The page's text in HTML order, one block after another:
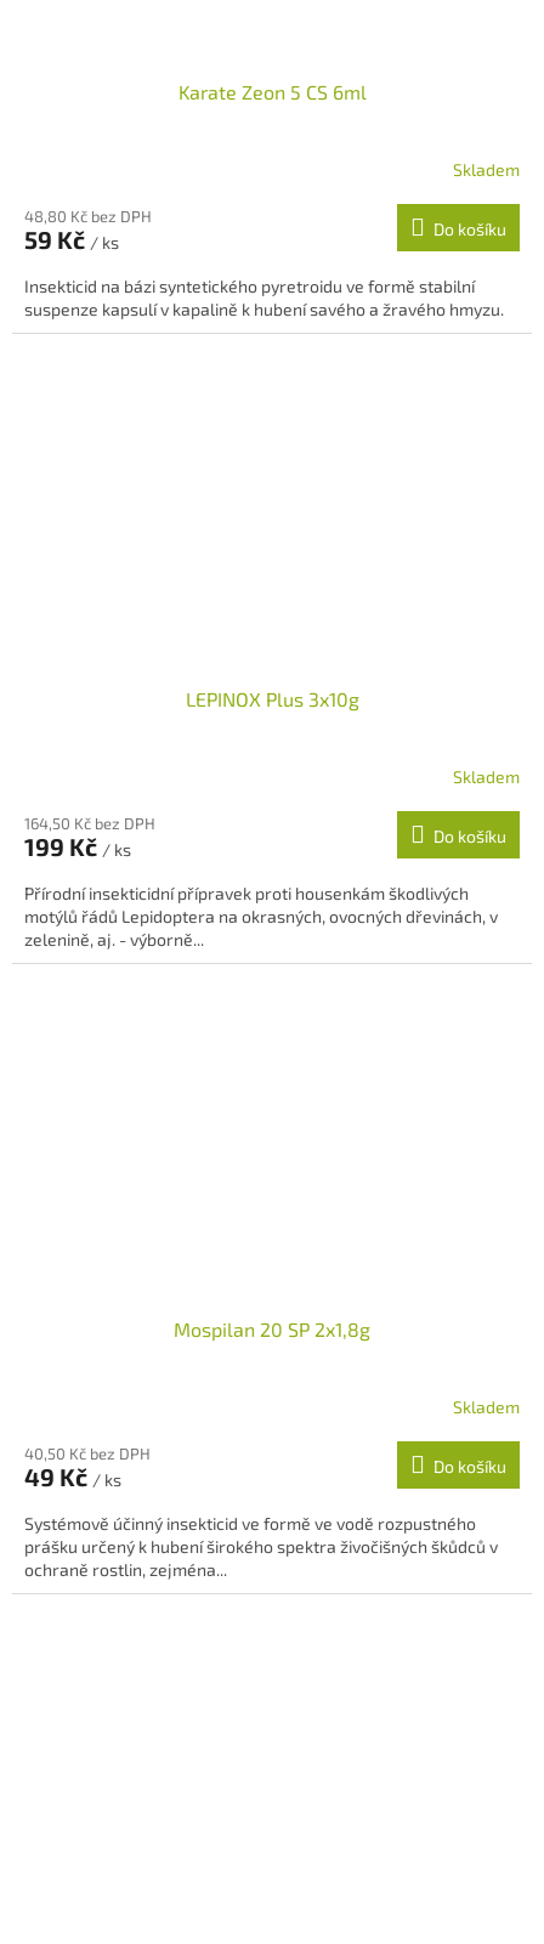
Karate Zeon 5 CS 6ml
Skladem
48,80 Kč bez DPH
59 Kč / ks
Do košíku
Insekticid na bázi syntetického pyretroidu ve formě stabilní
suspenze kapsulí v kapalině k hubení savého a žravého hmyzu.
LEPINOX Plus 3x10g
Skladem
164,50 Kč bez DPH
199 Kč / ks
Do košíku
Přírodní insekticidní přípravek proti housenkám škodlivých
motýlů řádů Lepidoptera na okrasných, ovocných dřevinách, v
zelenině, aj. - výborně...
Mospilan 20 SP 2x1,8g
Skladem
40,50 Kč bez DPH
49 Kč / ks
Do košíku
Systémově účinný insekticid ve formě ve vodě rozpustného
prášku určený k hubení širokého spektra živočišných škůdců v
ochraně rostlin, zejména...